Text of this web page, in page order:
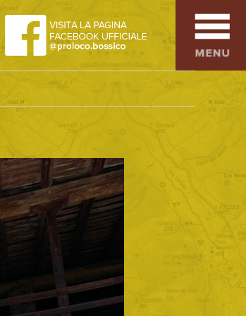
SAPORI TIPICI
ARTE E CULTURA
COMMERCIO
DINTORNI
CONTATTI